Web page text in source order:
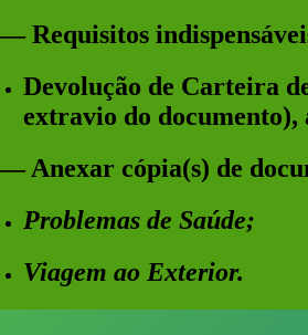
Requisitos
Devolução de Carteira
extravio do
Anexar cópia(s) de
Problemas de Saúde;
Viagem ao Exterior.